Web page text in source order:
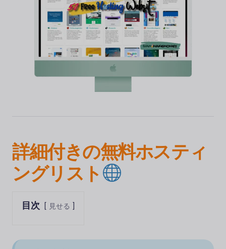
詳細付きの無料ホスティ
ングリスト
目次 見せる